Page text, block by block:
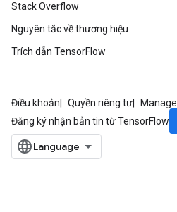
Stack Overflow
Nguyên tắc về thương hiệu
Trích dẫn TensorFlow
Điều khoản Quyền riêng tư
Đăng ký nhận bản tin từ TensorFlow